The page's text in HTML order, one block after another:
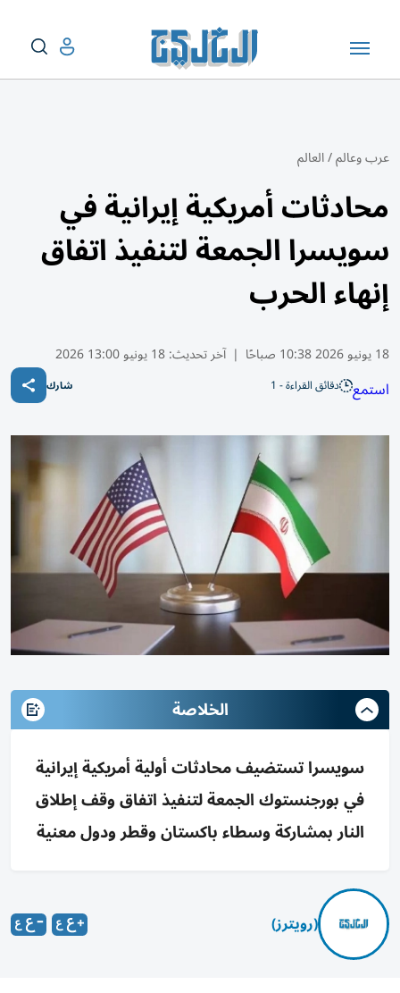
عرب وعالم/العالم
محادثات أمريكية إيرانية في
سويسرا الجمعة لتنفيذ اتفاق
إنهاء الحرب
18 يونيو 2026 10:38 صباحًا | آخر تحديث:18 يونيو 13:00 2026
استمع دقائق القراءة - 1 شارك
الخلاصة
سويسرا تستضيف محادثات أولية أمريكية إيرانية
في بورجنستوك الجمعة لتنفيذ اتفاق وقف إطلاق
النار بمشاركة وسطاء باكستان وقطر ودول معنية
(رويترز)